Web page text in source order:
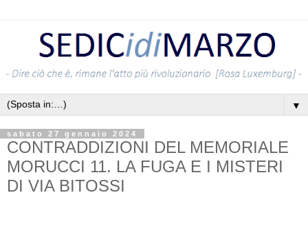
▼
sabato 27 gennaio 2024
CONTRADDIZIONI DEL MEMORIALE
MORUCCI 11. LA FUGA E I MISTERI
DI VIA BITOSSI